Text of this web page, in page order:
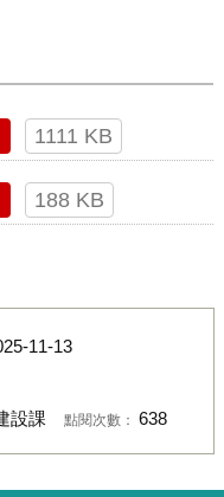
1111 KB
188 KB
11-13
設課 點閱次數： 638